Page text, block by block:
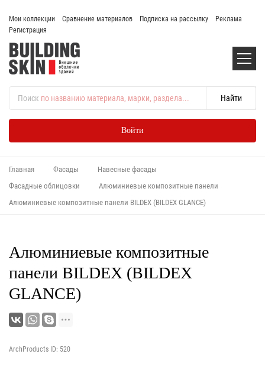
Мои коллекции Сравнение материалов Подписка на рассылку
Реклама
Регистрация
Поиск по названию материала, марки, раздела...
Войти
Главная Фасады
Навесные фасады
Фасадные облицовки
Алюминиевые композитные панели
Алюминиевые композитные панели BILDEX (BILDEX GLANCE)
Алюминиевые композитные
панели BILDEX (BILDEX
GLANCE)
ArchProducts ID: 520